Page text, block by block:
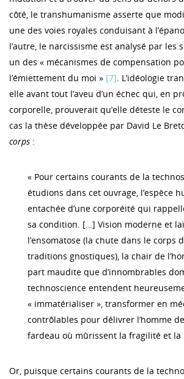
côté, le transhumanisme asserte que
une des voies royales conduisant à
l’autre, le narcissisme est analysé par les
un des « mécanismes de compensation
l’émiettement du moi » [7]. L’idéologie
elle avant tout l’aveu d’un échec qui, en
corporelle, prouverait qu’elle déteste le
cas la thèse développée par David Le
corps :
« Pour certains courants de la
étudions dans cet ouvrage, l’espèce
entachée d’une corporéité qui
sa condition. […] Vision moderne et
l’ensomatose (la chute dans le corps
traditions gnostiques), la chair de
part maudite que d’innombrables
technoscience entendent
« immatérialiser », transformer en
contrôlables pour délivrer l’homme
fardeau où mûrissent la fragilité et la
Or, puisque certains courants de la